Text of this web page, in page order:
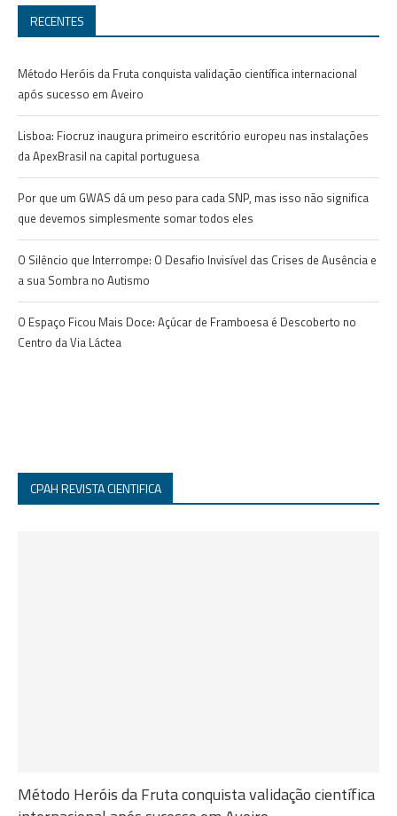
RECENTES
Método Heróis da Fruta conquista validação científica internacional
após sucesso em Aveiro
Lisboa: Fiocruz inaugura primeiro escritório europeu nas instalações
da ApexBrasil na capital portuguesa
Por que um GWAS dá um peso para cada SNP, mas isso não significa
que devemos simplesmente somar todos eles
O Silêncio que Interrompe: O Desafio Invisível das Crises de Ausência e
a sua Sombra no Autismo
O Espaço Ficou Mais Doce: Açúcar de Framboesa é Descoberto no
Centro da Via Láctea
CPAH REVISTA CIENTIFICA
Método Heróis da Fruta conquista validação científica